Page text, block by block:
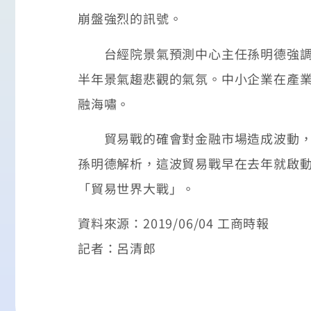
崩盤強烈的訊號。
台經院景氣預測中心主任孫明德強調
半年景氣趨悲觀的氣氛。中小企業在產
融海嘯。
貿易戰的確會對金融市場造成波動，
孫明德解析，這波貿易戰早在去年就啟
「貿易世界大戰」。
資料來源：2019/06/04 工商時報
記者：呂清郎